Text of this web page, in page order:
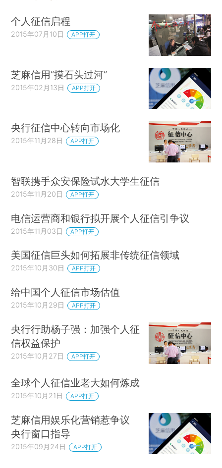
个人征信启程
2015年07月10日 APP打开
芝麻信用“摸石头过河”
2015年02月13日 APP打开
央行征信中心转向市场化
2015年11月28日 APP打开
智联携手众安保险试水大学生征信
2015年11月20日 APP打开
电信运营商和银行拟开展个人征信引争议
2015年11月03日 APP打开
美国征信巨头如何拓展非传统征信领域
2015年10月30日 APP打开
给中国个人征信市场估值
2015年10月29日 APP打开
央行行助杨子强：加强个人征
信权益保护
2015年10月27日 APP打开
全球个人征信业老大如何炼成
2015年10月21日 APP打开
芝麻信用娱乐化营销惹争议
央行窗口指导
2015年09月24日 APP打开